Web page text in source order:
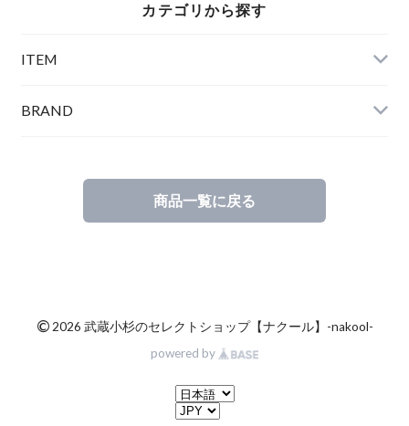
カテゴリから探す
ITEM
BRAND
商品一覧に戻る
©2026 武蔵小杉のセレクトショップ【ナクール】-nakool-
powered by